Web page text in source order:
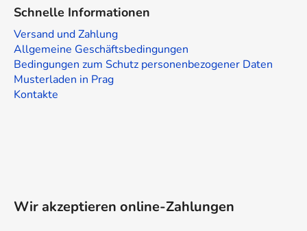
Schnelle Informationen
Versand und Zahlung
Allgemeine Geschäftsbedingungen
Bedingungen zum Schutz personenbezogener Daten
Musterladen in Prag
Kontakte
Wir akzeptieren online-Zahlungen